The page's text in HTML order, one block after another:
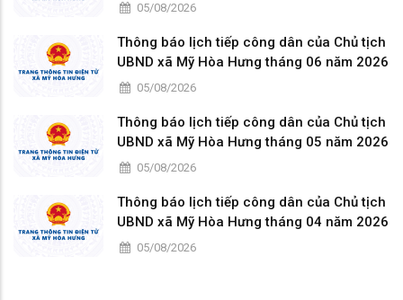
05/08/2026
Thông báo lịch tiếp công dân của Chủ tịch
UBND xã Mỹ Hòa Hưng tháng 06 năm 2026
05/08/2026
Thông báo lịch tiếp công dân của Chủ tịch
UBND xã Mỹ Hòa Hưng tháng 05 năm 2026
05/08/2026
Thông báo lịch tiếp công dân của Chủ tịch
UBND xã Mỹ Hòa Hưng tháng 04 năm 2026
05/08/2026